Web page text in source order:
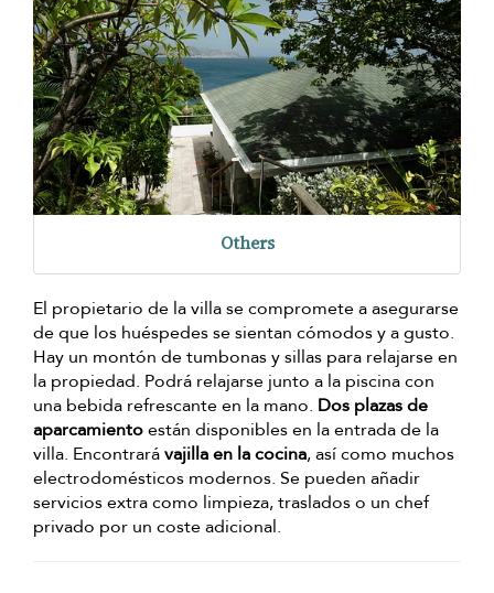
Others
El propietario de la villa se compromete a asegurarse
de que los huéspedes se sientan cómodos y a gusto.
Hay un montón de tumbonas y sillas para relajarse en
la propiedad. Podrá relajarse junto a la piscina con
una bebida refrescante en la mano. Dos plazas de
aparcamientoestán disponibles en la entrada de la
villa. Encontrarávajilla en la cocina, así como muchos
electrodomésticos modernos. Se pueden añadir
servicios extra como limpieza, traslados o un chef
privado por un coste adicional.